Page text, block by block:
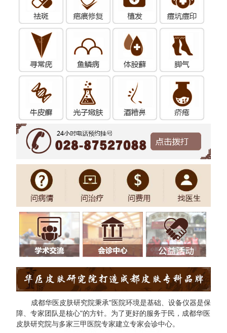
成都华医皮肤研究院秉承"医院环境是基础、设备仪器是保
障、专家团队是核心"的方针。为了更好的服务于民，成都华医
皮肤研究院与多家三甲医院专家建立专家会诊中心。
成都华医皮肤研究院
医保定点单位 名老专家坐诊